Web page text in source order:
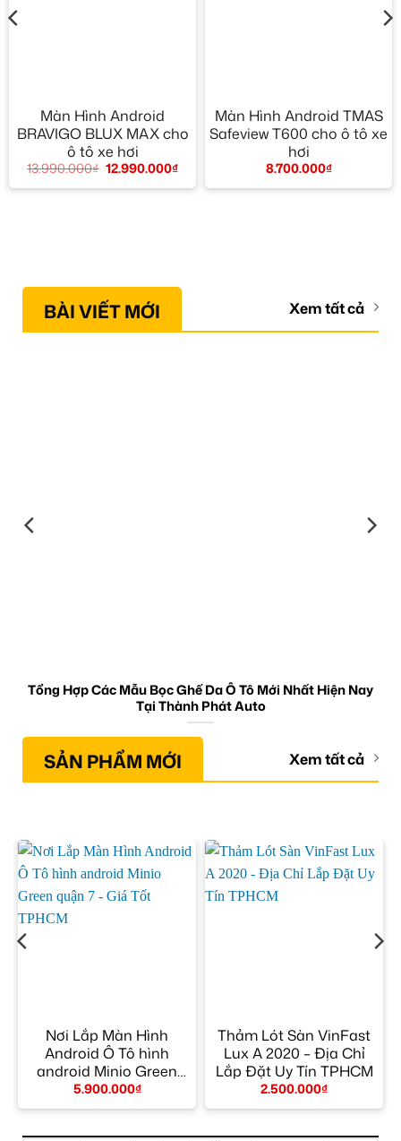
Màn Hình Android
BRAVIGO BLUX MAX cho
ô tô xe hơi
13.990.000₫ 12.990.000₫
Màn Hình Android TMAS
Safeview T600 cho ô tô xe
hơi
8.700.000₫
BÀI VIẾT MỚI Xem tất cả
Tổng Hợp Các Mẫu Bọc Ghế Da Ô Tô Mới Nhất Hiện Nay
Tại Thành Phát Auto
SẢN PHẨM MỚI Xem tất cả
Nơi Lắp Màn Hình
Android Ô Tô hình
android Minio Green
quận 7 – Giá Tốt TPHCM
5.900.000₫
Thảm Lót Sàn VinFast
Lux A 2020 – Địa Chỉ
Lắp Đặt Uy Tín TPHCM
2.500.000₫